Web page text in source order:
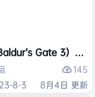
Black Flag
Gate 3）免安
145
8-3
8月4日 更新